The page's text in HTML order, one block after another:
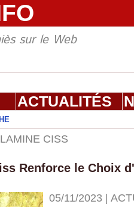
sur le Web
ACTUALITÉS
CISS
Renforce le Choix
05/11/2023